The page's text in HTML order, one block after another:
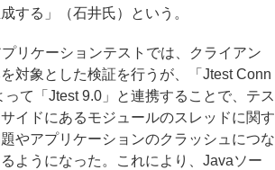
する」（石井氏）という。
リケーションテストでは、クライアン
対象とした検証を行うが、「Jtest Conn
て「Jtest 9.0」と連携することで、テス
イドにあるモジュールのスレッドに関す
やアプリケーションのクラッシュにつな
ようになった。これにより、Javaソー